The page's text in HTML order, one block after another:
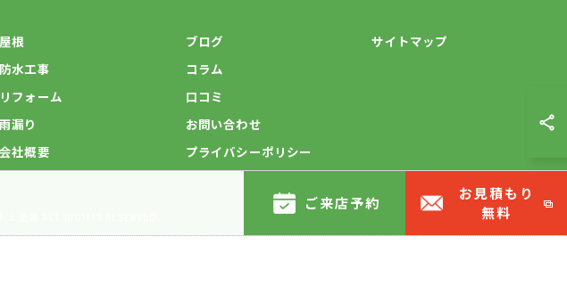
ご来店予約
お見積もり
無料
屋根
防水工事
リフォーム
雨漏り
会社概要
ブログ
コラム
口コミ
お問い合わせ
プライバシーポリシー
サイトマップ